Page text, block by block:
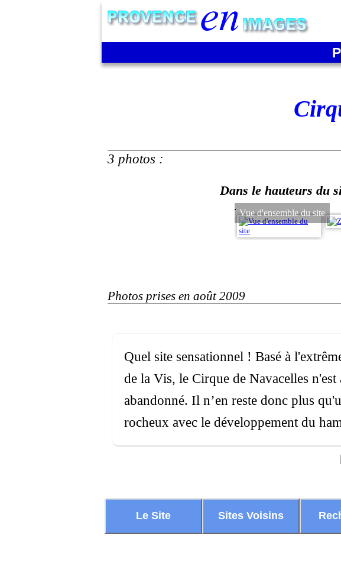
3 photos :
Dans le hauteurs du
Vue d'ensemble du site
Photos prises en août 2009
Quel site sensationnel ! Basé à
de la Vis, le Cirque de Navacelles
abandonné. Il n’en reste donc plus
rocheux avec le développement du
Le Site Sites Voisins